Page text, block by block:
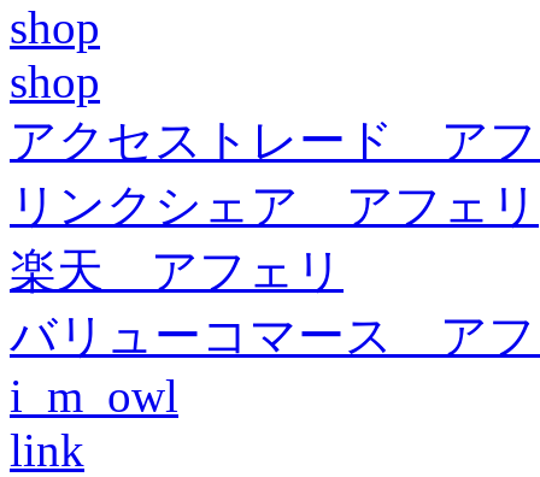
shop
shop
アクセストレード ア
リンクシェア アフェリ
楽天 アフェリ
バリューコマース ア
i_m_owl
link